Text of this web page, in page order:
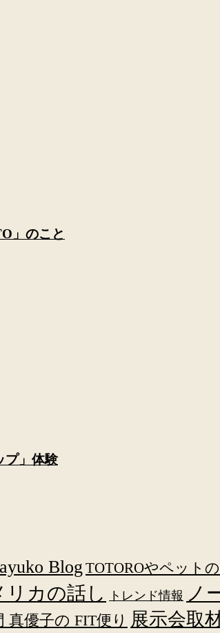
」のこと
プ」体験
Blog TOTOROやペット
カの話し トレンド情報 ノ
真優子の FIT便り 展示会取